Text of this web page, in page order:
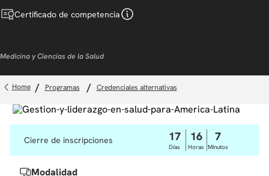
4.
diplomado
6.
liderazgo
7.
inglés
diseño
Certificado de competencia
Medicina y Ciencias de la Salud
programas credenciales alternativas
Cierre de inscripciones 17
Días
16
Horas
7
Minutos
Modalidad